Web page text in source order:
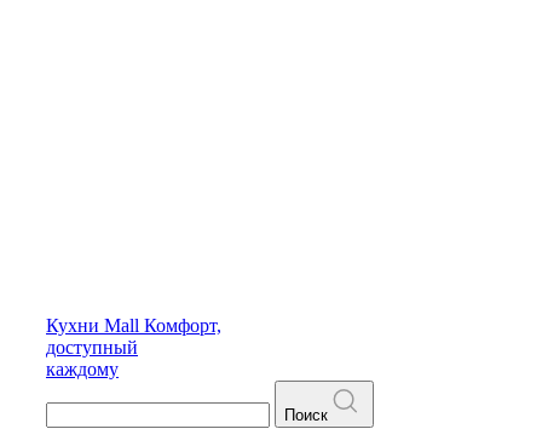
Кухни Mall Комфорт,
доступный
каждому
Поиск